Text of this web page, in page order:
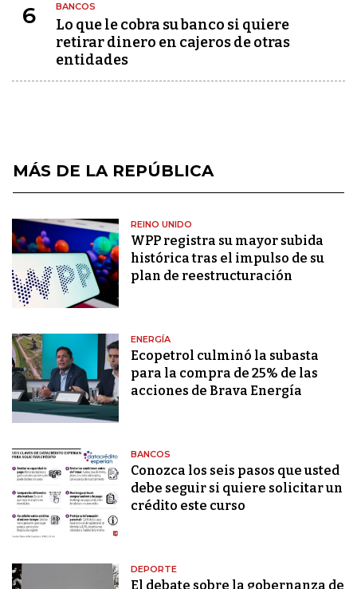
6 BANCOS
Lo que le cobra su banco si quiere
retirar dinero en cajeros de otras
entidades
MÁS DE LA REPÚBLICA
REINO UNIDO
WPP registra su mayor subida
histórica tras el impulso de su
plan de reestructuración
ENERGÍA
Ecopetrol culminó la subasta
para la compra de 25% de las
acciones de Brava Energía
BANCOS
Conozca los seis pasos que usted
debe seguir si quiere solicitar un
crédito este curso
DEPORTE
El debate sobre la gobernanza de